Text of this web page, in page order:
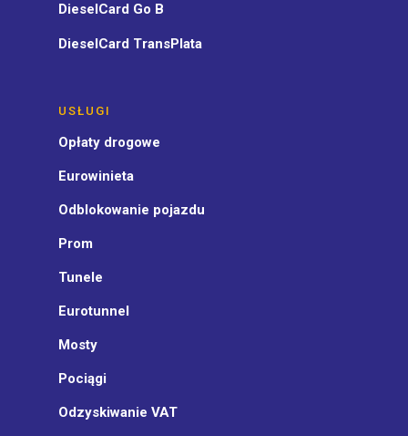
DieselCard Go B
DieselCard TransPlata
USŁUGI
Opłaty drogowe
Eurowinieta
Odblokowanie pojazdu
Prom
Tunele
Eurotunnel
Mosty
Pociągi
Odzyskiwanie VAT